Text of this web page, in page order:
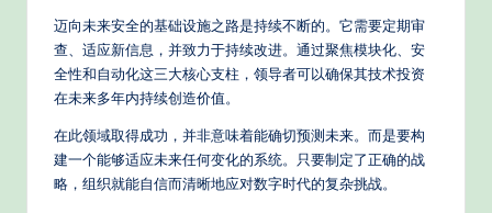
迈向未来安全的基础设施之路是持续不断的。它需要定期审
查、适应新信息，并致力于持续改进。通过聚焦模块化、安
全性和自动化这三大核心支柱，领导者可以确保其技术投资
在未来多年内持续创造价值。
在此领域取得成功，并非意味着能确切预测未来。而是要构
建一个能够适应未来任何变化的系统。只要制定了正确的战
略，组织就能自信而清晰地应对数字时代的复杂挑战。